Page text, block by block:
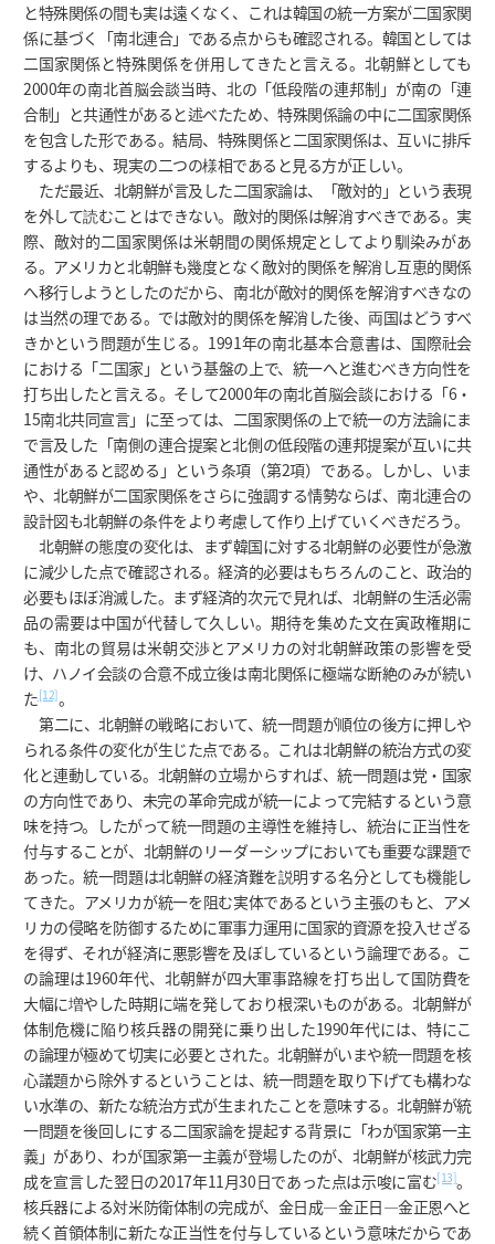
と特殊関係の間も実は遠くなく、これは韓国の統一方案が二国家関
係に基づく「南北連合」である点からも確認される。韓国としては
二国家関係と特殊関係を併用してきたと言える。北朝鮮としても
2000年の南北首脳会談当時、北の「低段階の連邦制」が南の「連
合制」と共通性があると述べたため、特殊関係論の中に二国家関係
を包含した形である。結局、特殊関係と二国家関係は、互いに排斥
するよりも、現実の二つの様相であると見る方が正しい。
ただ最近、北朝鮮が言及した二国家論は、「敵対的」という表現
を外して読むことはできない。敵対的関係は解消すべきである。実
際、敵対的二国家関係は米朝間の関係規定としてより馴染みがあ
る。アメリカと北朝鮮も幾度となく敵対的関係を解消し互恵的関係
へ移行しようとしたのだから、南北が敵対的関係を解消すべきなの
は当然の理である。では敵対的関係を解消した後、両国はどうすべ
きかという問題が生じる。1991年の南北基本合意書は、国際社会
における「二国家」という基盤の上で、統一へと進むべき方向性を
打ち出したと言える。そして2000年の南北首脳会談における「6・
15南北共同宣言」に至っては、二国家関係の上で統一の方法論にま
で言及した「南側の連合提案と北側の低段階の連邦提案が互いに共
通性があると認める」という条項（第2項）である。しかし、いま
や、北朝鮮が二国家関係をさらに強調する情勢ならば、南北連合の
設計図も北朝鮮の条件をより考慮して作り上げていくべきだろう。
北朝鮮の態度の変化は、まず韓国に対する北朝鮮の必要性が急激
に減少した点で確認される。経済的必要はもちろんのこと、政治的
必要もほぼ消滅した。まず経済的次元で見れば、北朝鮮の生活必需
品の需要は中国が代替して久しい。期待を集めた文在寅政権期に
も、南北の貿易は米朝交渉とアメリカの対北朝鮮政策の影響を受
け、ハノイ会談の合意不成立後は南北関係に極端な断絶のみが続い
た[12]。
第二に、北朝鮮の戦略において、統一問題が順位の後方に押しや
られる条件の変化が生じた点である。これは北朝鮮の統治方式の変
化と連動している。北朝鮮の立場からすれば、統一問題は党・国家
の方向性であり、未完の革命完成が統一によって完結するという意
味を持つ。したがって統一問題の主導性を維持し、統治に正当性を
付与することが、北朝鮮のリーダーシップにおいても重要な課題で
あった。統一問題は北朝鮮の経済難を説明する名分としても機能し
てきた。アメリカが統一を阻む実体であるという主張のもと、アメ
リカの侵略を防御するために軍事力運用に国家的資源を投入せざる
を得ず、それが経済に悪影響を及ぼしているという論理である。こ
の論理は1960年代、北朝鮮が四大軍事路線を打ち出して国防費を
大幅に増やした時期に端を発しており根深いものがある。北朝鮮が
体制危機に陥り核兵器の開発に乗り出した1990年代には、特にこ
の論理が極めて切実に必要とされた。北朝鮮がいまや統一問題を核
心議題から除外するということは、統一問題を取り下げても構わな
い水準の、新たな統治方式が生まれたことを意味する。北朝鮮が統
一問題を後回しにする二国家論を提起する背景に「わが国家第一主
義」があり、わが国家第一主義が登場したのが、北朝鮮が核武力完
成を宣言した翌日の2017年11月30日であった点は示唆に富む[13]。
核兵器による対米防衛体制の完成が、金日成―金正日―金正恩へと
続く首領体制に新たな正当性を付与しているという意味だからであ